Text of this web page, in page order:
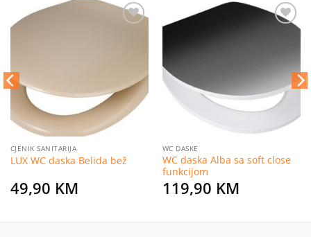
CJENIK SANITARIJA
LUX WC daska Belida bež
49,90 KM
WC DASKE
WC daska Alba sa soft close
funkcijom
119,90 KM